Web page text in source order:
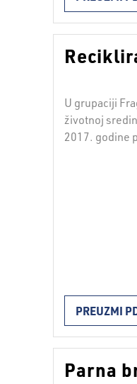
U grupaciji
životnoj
2017. godine
PREUZMI
Parna